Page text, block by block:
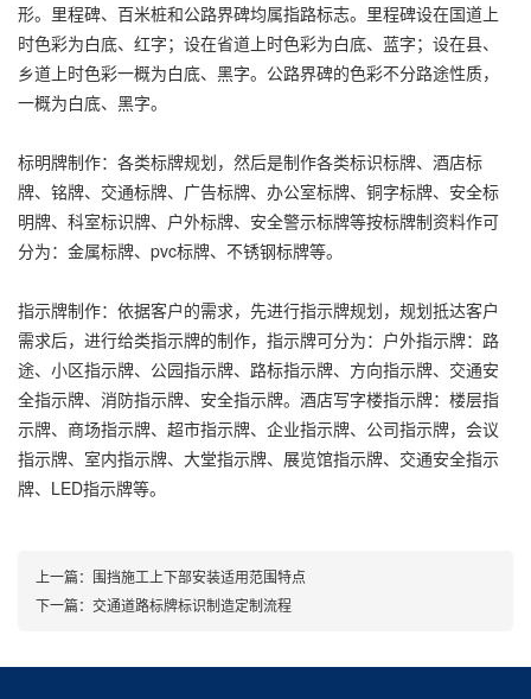
形。里程碑、百米桩和公路界碑均属指路标志。里程碑设在国道上
时色彩为白底、红字；设在省道上时色彩为白底、蓝字；设在县、
乡道上时色彩一概为白底、黑字。公路界碑的色彩不分路途性质，
一概为白底、黑字。
标明牌制作：各类标牌规划，然后是制作各类标识标牌、酒店标
牌、铭牌、交通标牌、广告标牌、办公室标牌、铜字标牌、安全标
明牌、科室标识牌、户外标牌、安全警示标牌等按标牌制资料作可
分为：金属标牌、pvc标牌、不锈钢标牌等。
指示牌制作：依据客户的需求，先进行指示牌规划，规划抵达客户
需求后，进行给类指示牌的制作，指示牌可分为：户外指示牌：路
途、小区指示牌、公园指示牌、路标指示牌、方向指示牌、交通安
全指示牌、消防指示牌、安全指示牌。酒店写字楼指示牌：楼层指
示牌、商场指示牌、超市指示牌、企业指示牌、公司指示牌，会议
指示牌、室内指示牌、大堂指示牌、展览馆指示牌、交通安全指示
牌、LED指示牌等。
上一篇： 围挡施工上下部安装适用范围特点
下一篇： 交通道路标牌标识制造定制流程